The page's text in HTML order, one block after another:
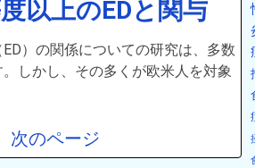
以上のEDと関与
）の関係についての研究は、多数
しかし、その多くが欧米人を対象
次のページ